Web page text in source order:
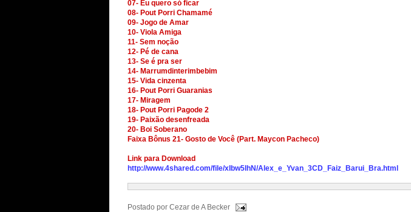
07- Eu quero só ficar
08- Pout Porri Chamamé
09- Jogo de Amar
10- Viola Amiga
11- Sem noção
12- Pé de cana
13- Se é pra ser
14- Marrumdinterimbebim
15- Vida cinzenta
16- Pout Porri Guaranias
17- Miragem
18- Pout Porri Pagode 2
19- Paixão desenfreada
20- Boi Soberano
Faixa Bônus 21- Gosto de Você (Part. Maycon Pacheco)
Link para Download
http://www.4shared.com/file/xIbw5IhN/Alex_e_Yvan_3CD_Faiz_Barui_Bra.html
Postado por Cezar de A Becker